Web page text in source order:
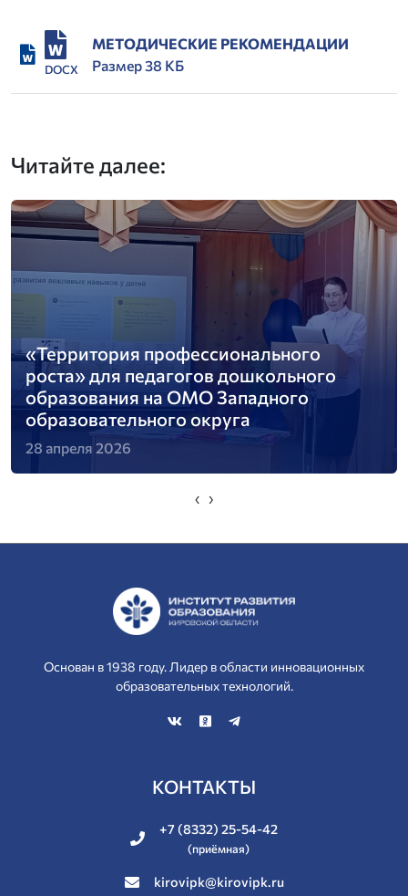
DOCX
МЕТОДИЧЕСКИЕ РЕКОМЕНДАЦИИ
Размер 38 КБ
Читайте далее:
«Территория профессионального
роста» для педагогов дошкольного
образования на ОМО Западного
образовательного округа
28 апреля 2026
‹ ›
Основан в 1938 году. Лидер в области инновационных
образовательных технологий.
КОНТАКТЫ
+7 (8332) 25-54-42
(приёмная)
kirovipk@kirovipk.ru